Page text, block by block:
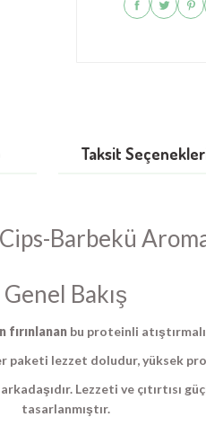
Taksit
Barbekü
Genel Bakış
fırınlananbu proteinli
paketi lezzet doludur, yüksek
Lezzeti ve çıtırtısı
tasarlanmıştır.